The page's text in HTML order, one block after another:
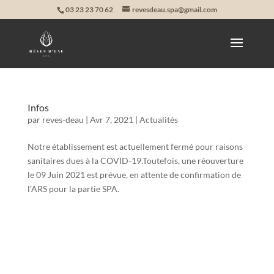
03 23 23 70 62 revesdeau.spa@gmail.com
Infos
par reves-deau | Avr 7, 2021 | Actualités
Notre établissement est actuellement fermé pour raisons
sanitaires dues à la COVID-19.Toutefois, une réouverture
le 09 Juin 2021 est prévue, en attente de confirmation de
l’ARS pour la partie SPA.